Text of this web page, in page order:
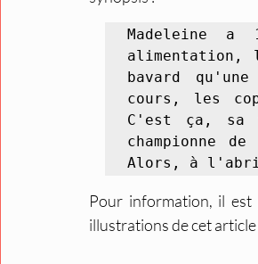
Madeleine
alimentation,
bavard
cours, les
C'est ça, sa
championne
Alors, à
Pour information, il est
illustrations de cet